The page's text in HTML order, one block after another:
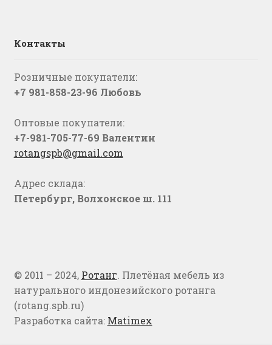
Контакты
Розничные покупатели:
+7 981-858-23-96 Любовь
Оптовые покупатели:
+7-981-705-77-69 Валентин
rotangspb@gmail.com
Адрес склада:
Петербург, Волхонское ш. 111
© 2011 – 2024, Ротанг. Плетёная мебель из
натурального индонезийского ротанга
(rotang.spb.ru)
Разработка сайта: Matimex